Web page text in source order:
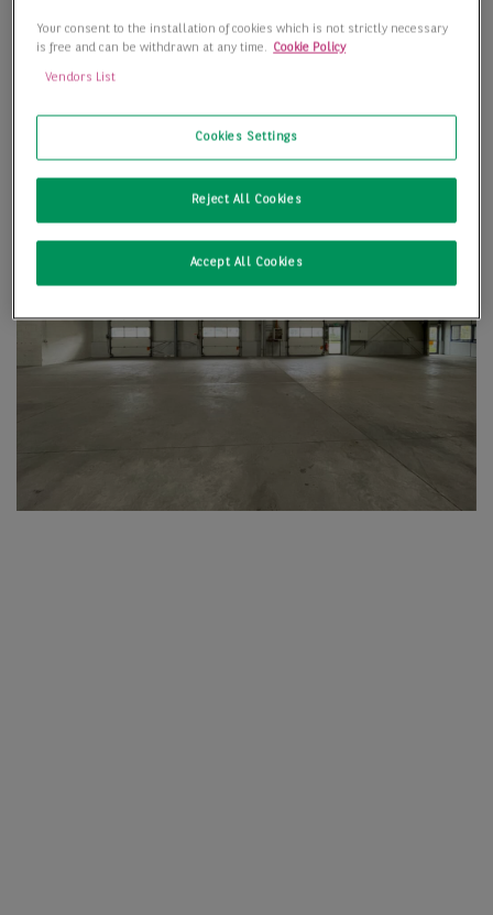
Your consent to the installation of cookies which is not strictly necessary
is free and can be withdrawn at any time. Cookie Policy
Vendors List
Cookies Settings
Reject All Cookies
Accept All Cookies